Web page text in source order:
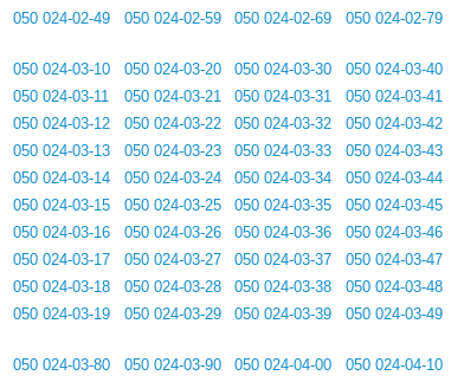
050 024-02-49
050 024-02-59
050 024-02-69
050 024-02-79
050 024-03-10
050 024-03-11
050 024-03-12
050 024-03-13
050 024-03-14
050 024-03-15
050 024-03-16
050 024-03-17
050 024-03-18
050 024-03-19
050 024-03-20
050 024-03-21
050 024-03-22
050 024-03-23
050 024-03-24
050 024-03-25
050 024-03-26
050 024-03-27
050 024-03-28
050 024-03-29
050 024-03-30
050 024-03-31
050 024-03-32
050 024-03-33
050 024-03-34
050 024-03-35
050 024-03-36
050 024-03-37
050 024-03-38
050 024-03-39
050 024-03-40
050 024-03-41
050 024-03-42
050 024-03-43
050 024-03-44
050 024-03-45
050 024-03-46
050 024-03-47
050 024-03-48
050 024-03-49
050 024-03-80
050 024-03-90
050 024-04-00
050 024-04-10